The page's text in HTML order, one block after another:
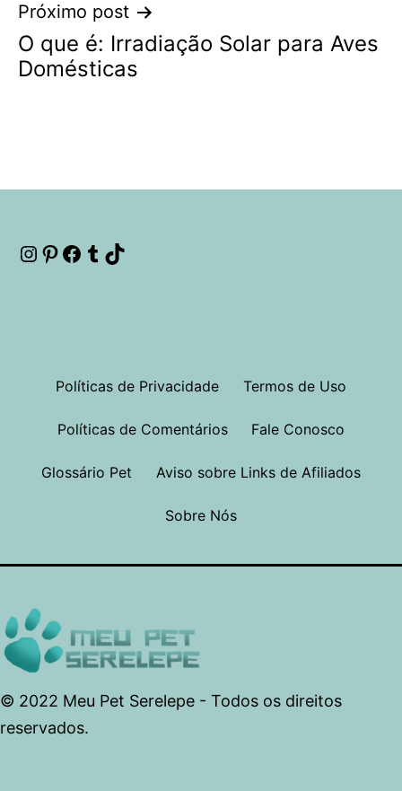
Próximo post
O que é: Irradiação Solar para Aves
Domésticas
Instagram
Pinterest
Facebook
Tumblr
Políticas de Privacidade Termos de Uso
Políticas de Comentários Fale Conosco
Glossário Pet Aviso sobre Links de Afiliados
Sobre Nós
© 2022 Meu Pet Serelepe - Todos os direitos
reservados.